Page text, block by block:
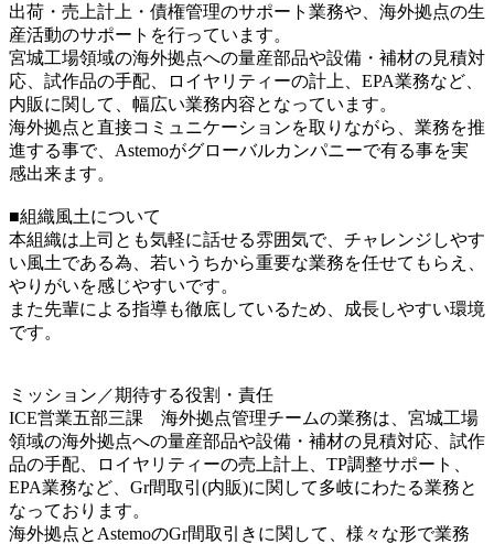
出荷・売上計上・債権管理のサポート業務や、海外拠点の生
産活動のサポートを行っています。
宮城工場領域の海外拠点への量産部品や設備・補材の見積対
応、試作品の手配、ロイヤリティーの計上、EPA業務など、
内販に関して、幅広い業務内容となっています。
海外拠点と直接コミュニケーションを取りながら、業務を推
進する事で、Astemoがグローバルカンパニーで有る事を実
感出来ます。
■組織風土について
本組織は上司とも気軽に話せる雰囲気で、チャレンジしやす
い風土である為、若いうちから重要な業務を任せてもらえ、
やりがいを感じやすいです。
また先輩による指導も徹底しているため、成長しやすい環境
です。
ミッション／期待する役割・責任
ICE営業五部三課 海外拠点管理チームの業務は、宮城工場
領域の海外拠点への量産部品や設備・補材の見積対応、試作
品の手配、ロイヤリティーの売上計上、TP調整サポート、
EPA業務など、Gr間取引(内販)に関して多岐にわたる業務と
なっております。
海外拠点とAstemoのGr間取引きに関して、様々な形で業務